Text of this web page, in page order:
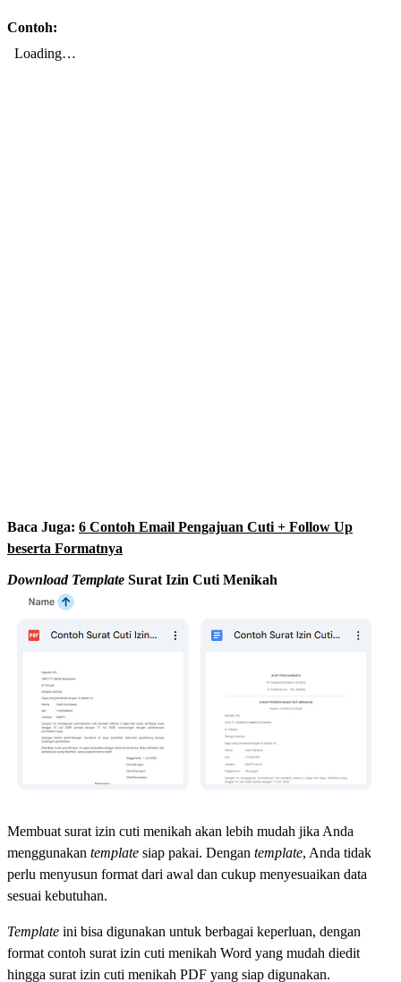
Contoh:
Baca Juga: 6 Contoh Email Pengajuan Cuti + Follow Up
beserta Formatnya
Download Template Surat Izin Cuti Menikah
Membuat surat izin cuti menikah akan lebih mudah jika Anda
menggunakan template siap pakai. Dengan template, Anda tidak
perlu menyusun format dari awal dan cukup menyesuaikan data
sesuai kebutuhan.
Template ini bisa digunakan untuk berbagai keperluan, dengan
format contoh surat izin cuti menikah Word yang mudah diedit
hingga surat izin cuti menikah PDF yang siap digunakan.